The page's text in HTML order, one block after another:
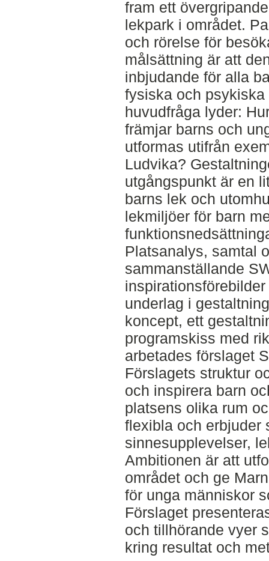
fram ett
lekpark i området.
och rörelse för
målsättning är att
inbjudande för alla
fysiska och
huvudfråga lyder:
främjar barns och
utformas utifrån
Ludvika?
utgångspunkt är en
barns lek och
lekmiljöer för barn
Platsanalys, samtal
sammanställande
underlag i
koncept, ett
programskiss med
arbetades förslaget
Förslagets struktur
och inspirera barn
platsens olika rum
flexibla och erbjuder
sinnesupplevelser,
Ambitionen är att
området och ge
för unga människor
Förslaget
och tillhörande vyer
kring resultat och